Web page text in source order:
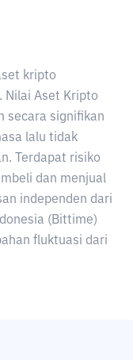
kripto
Nilai Aset Kripto
secara signifikan
lalu tidak
Terdapat risiko
dan menjual
independen dari
(Bittime)
fluktuasi dari